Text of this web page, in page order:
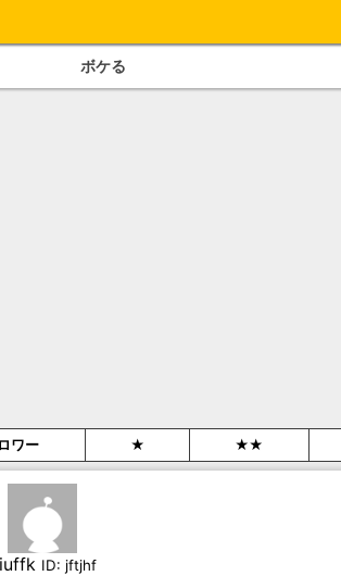
ボケる
ワー ★ ★★
ID: jftjhf